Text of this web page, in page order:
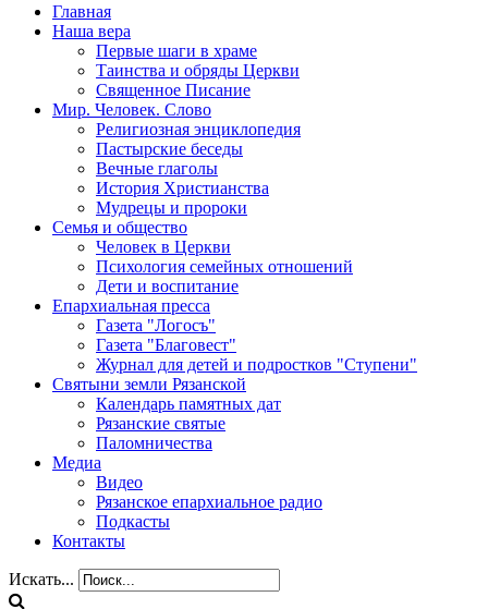
Главная
Наша вера
Первые шаги в храме
Таинства и обряды Церкви
Священное Писание
Мир. Человек. Слово
Религиозная энциклопедия
Пастырские беседы
Вечные глаголы
История Христианства
Мудрецы и пророки
Семья и общество
Человек в Церкви
Психология семейных отношений
Дети и воспитание
Епархиальная пресса
Газета "Логосъ"
Газета "Благовест"
Журнал для детей и подростков "Ступени"
Святыни земли Рязанской
Календарь памятных дат
Рязанские святые
Паломничества
Медиа
Видео
Рязанское епархиальное радио
Подкасты
Контакты
Искать...